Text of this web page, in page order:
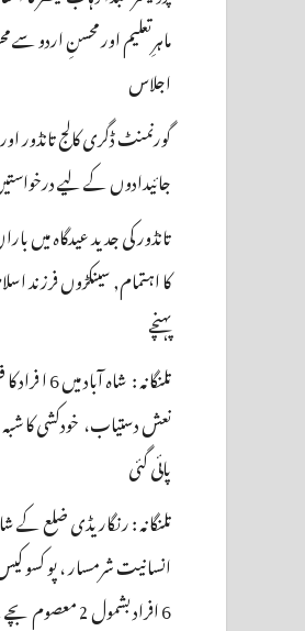
ماہرِتعلیم اور محسنِ اردو سے
اجلاس
گورنمنٹ ڈگری کالج تانڈور
جائیدادوں کے لیے
تانڈور کی جدید عیدگاہ میں
کا اہتمام, سینکڑوں فرزند
پہنچے
تلنگانہ :
نعش دستیاب، خودکشی کا
پائی گئی
تلنگانہ : رنگاریڈی ضلع کے
انسانیت شرمسار ، پو کسو
6 افراد بشمول 2 معصوم بچے کے قتل کی لرزہ خیز واردات